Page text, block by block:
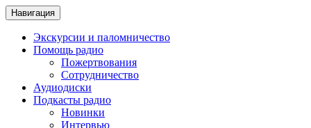
Навигация
Экскурсии и паломничество
Помощь радио
Пожертвования
Сотрудничество
Аудиодиски
Подкасты радио
Новинки
Интервью